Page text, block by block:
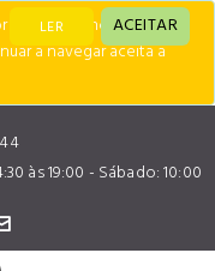
desempenho e
a navegar aceita a
LER ACEITAR
às 19:00 - Sábado: 10:00